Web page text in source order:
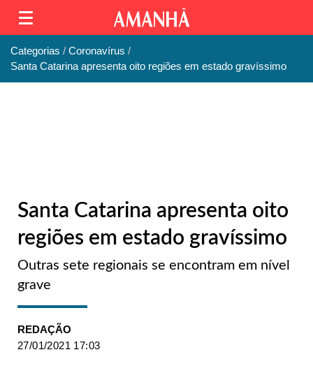
Categorias
Coronavírus
Santa Catarina apresenta oito regiões em estado gravíssimo
Santa Catarina apresenta oito
regiões em estado gravíssimo
Outras sete regionais se encontram em nível
grave
REDAÇÃO
27/01/2021 17:03